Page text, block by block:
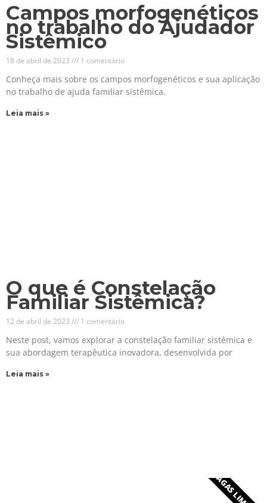
Campos morfogenéticos
no trabalho do Ajudador
Sistêmico
18 de abril de 2023 1 comentário
Conheça mais sobre os campos morfogenéticos e sua aplicação
no trabalho de ajuda familiar sistêmica.
Leia mais »
O que é Constelação
Familiar Sistêmica?
12 de abril de 2023 1 comentário
Neste post, vamos explorar a constelação familiar sistêmica e
sua abordagem terapêutica inovadora, desenvolvida por
Leia mais »